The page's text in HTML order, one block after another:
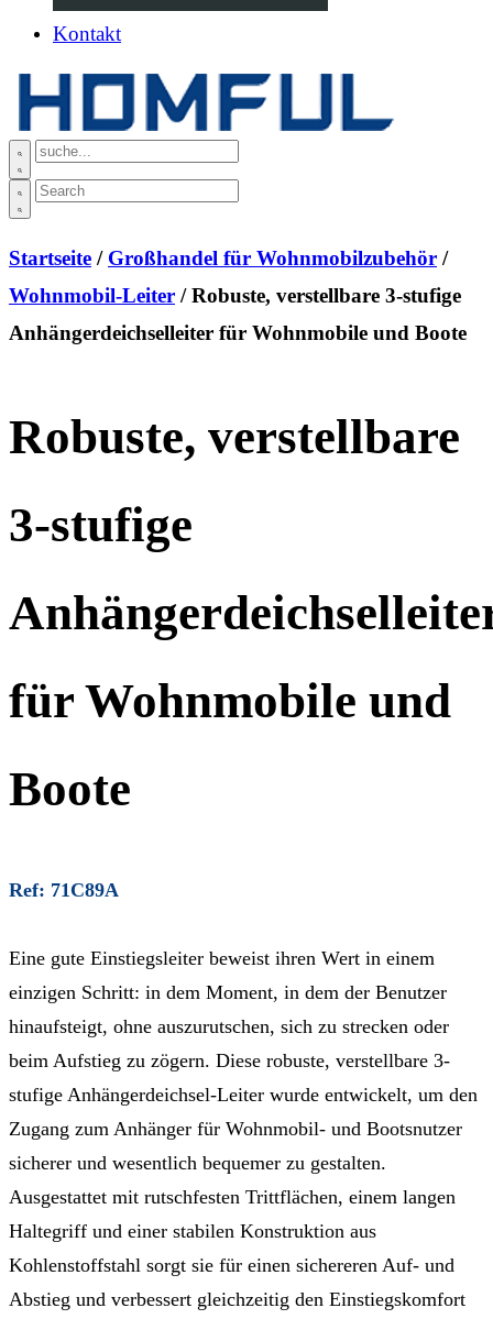
Kontakt
Startseite / Großhandel für Wohnmobilzubehör /
Wohnmobil-Leiter / Robuste, verstellbare 3-stufige
Anhängerdeichselleiter für Wohnmobile und Boote
Robuste, verstellbare
3-stufige
für Wohnmobile und
Boote
Ref: 71C89A
Eine gute Einstiegsleiter beweist ihren Wert in einem
einzigen Schritt: in dem Moment, in dem der Benutzer
hinaufsteigt, ohne auszurutschen, sich zu strecken oder
beim Aufstieg zu zögern. Diese robuste, verstellbare 3-
stufige Anhängerdeichsel-Leiter wurde entwickelt, um den
Zugang zum Anhänger für Wohnmobil- und Bootsnutzer
sicherer und wesentlich bequemer zu gestalten.
Ausgestattet mit rutschfesten Trittflächen, einem langen
Haltegriff und einer stabilen Konstruktion aus
Kohlenstoffstahl sorgt sie für einen sichereren Auf- und
Abstieg und verbessert gleichzeitig den Einstiegskomfort